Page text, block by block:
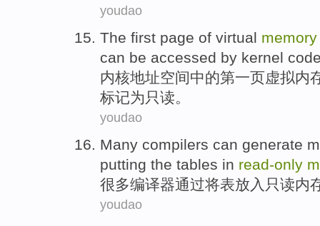
youdao
The first page of virtual memory
can be accessed by kernel
内核地址空间中的第一页虚拟内
标记为 只读。
youdao
Many compilers can generate
putting the tables in read-only
很多编译器通过将表放入只读内
youdao